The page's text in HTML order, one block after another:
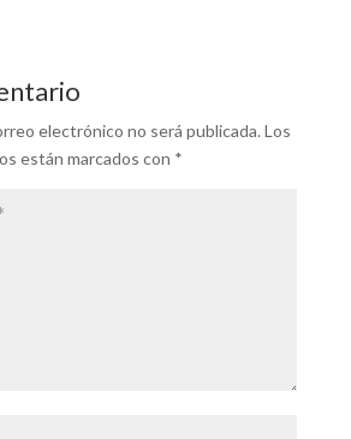
electrónico no será publicada. Los
están marcados con *